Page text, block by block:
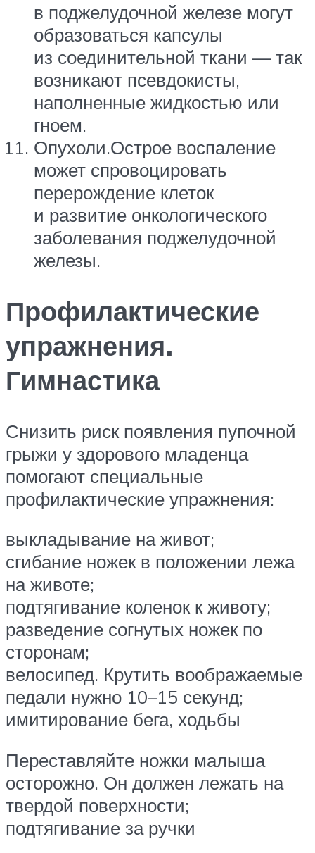
в поджелудочной железе могут
образоваться капсулы
из соединительной ткани — так
возникают псевдокисты,
наполненные жидкостью или
гноем.
Опухоли.Острое воспаление
может спровоцировать
перерождение клеток
и развитие онкологического
заболевания поджелудочной
железы.
Профилактические
упражнения.
Гимнастика
Снизить риск появления пупочной
грыжи у здорового младенца
помогают специальные
профилактические упражнения:
выкладывание на живот;
сгибание ножек в положении лежа
на животе;
подтягивание коленок к животу;
разведение согнутых ножек по
сторонам;
велосипед. Крутить воображаемые
педали нужно 10–15 секунд;
имитирование бега, ходьбы
Переставляйте ножки малыша
осторожно. Он должен лежать на
твердой поверхности;
подтягивание за ручки